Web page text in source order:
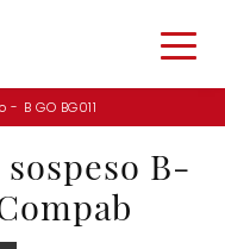
- B GO BG011
B-